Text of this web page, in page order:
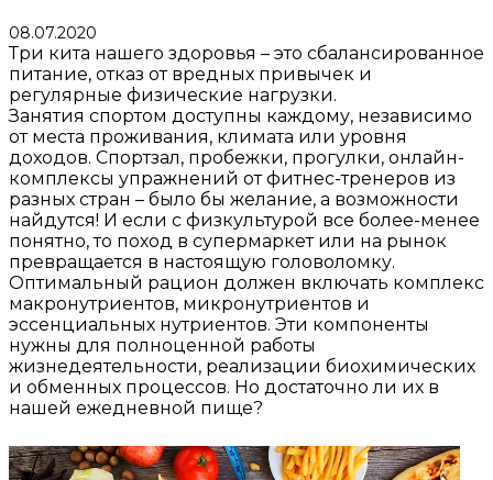
08.07.2020
Три кита нашего здоровья – это сбалансированное
питание, отказ от вредных привычек и
регулярные физические нагрузки.
Занятия спортом доступны каждому, независимо
от места проживания, климата или уровня
доходов. Спортзал, пробежки, прогулки, онлайн-
комплексы упражнений от фитнес-тренеров из
разных стран – было бы желание, а возможности
найдутся! И если с физкультурой все более-менее
понятно, то поход в супермаркет или на рынок
превращается в настоящую головоломку.
Оптимальный рацион должен включать комплекс
макронутриентов, микронутриентов и
эссенциальных нутриентов. Эти компоненты
нужны для полноценной работы
жизнедеятельности, реализации биохимических
и обменных процессов. Но достаточно ли их в
нашей ежедневной пище?